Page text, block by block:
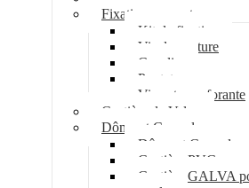
Fixation couverture
Kit de fixation
Vis de couture
Cavalier
Pontet
Vis auto-perforante
Costière de Velux
Dôme et Coupole
Dôme et Coupole
Costière PVC pour
Costière GALVA